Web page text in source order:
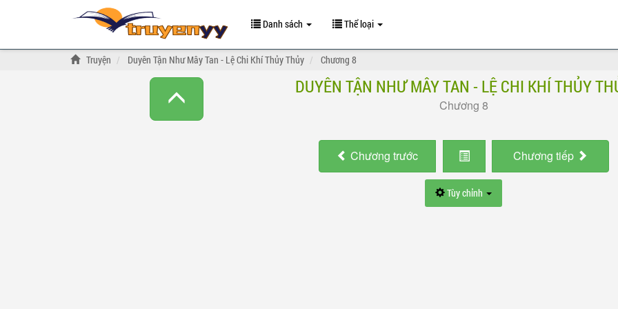
Danh sách Thể loại
Truyện Duyên Tận Như Mây Tan - Lệ Chi Khí Thủy Thủy Chương 8
DUYÊN TẬN NHƯ MÂY TAN - LỆ CHI KHÍ THỦY
Chương 8
Chương trước Chương tiếp
Tùy chỉnh